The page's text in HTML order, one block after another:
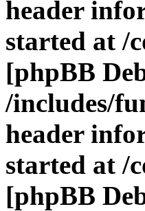
header
started at /
[phpBB
/includes/
header
started at /
[phpBB